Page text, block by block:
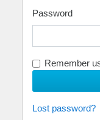
Password
Remember
Lost password?